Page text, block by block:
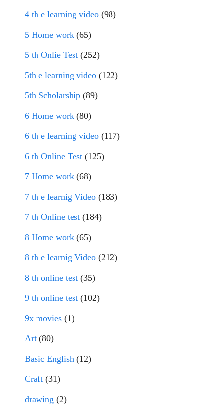
4 th e learning video (98)
5 Home work (65)
5 th Onlie Test (252)
5th e learning video (122)
5th Scholarship (89)
6 Home work (80)
6 th e learning video (117)
6 th Online Test (125)
7 Home work (68)
7 th e learnig Video (183)
7 th Online test (184)
8 Home work (65)
8 th e learnig Video (212)
8 th online test (35)
9 th online test (102)
9x movies (1)
Art (80)
Basic English (12)
Craft (31)
drawing (2)